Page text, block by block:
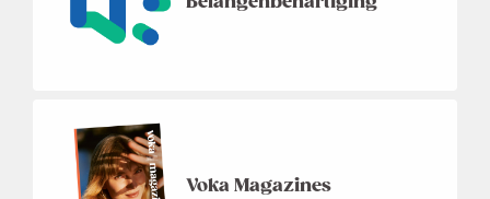
Voka Magazines